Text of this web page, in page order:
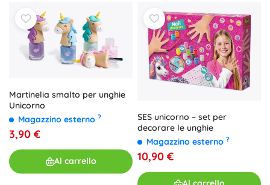
Martinelia smalto per unghie
Unicorno
Magazzino esterno ?
3,90 €
Al carrello
SES unicorno – set per
decorare le unghie
Magazzino esterno ?
10,90 €